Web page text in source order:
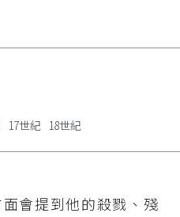
會提到他的殺戮、殘
17世紀 18世紀